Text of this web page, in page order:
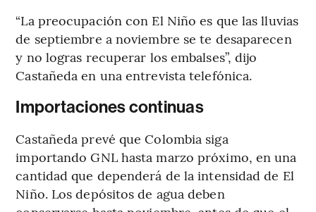
“La preocupación con El Niño es que las lluvias
de septiembre a noviembre se te desaparecen
y no logras recuperar los embalses”, dijo
Castañeda en una entrevista telefónica.
Importaciones continuas
Castañeda prevé que Colombia siga
importando GNL hasta marzo próximo, en una
cantidad que dependerá de la intensidad de El
Niño. Los depósitos de agua deben